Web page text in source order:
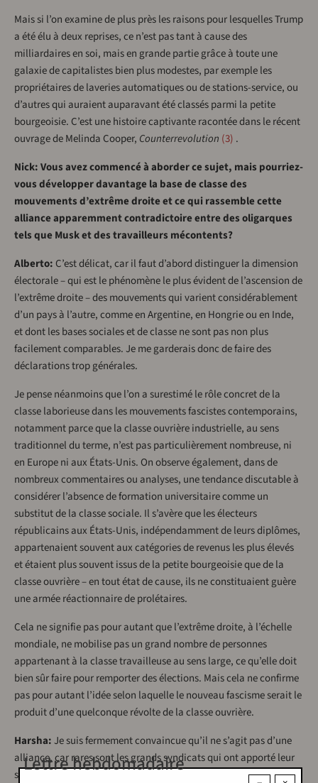
Mais si l’on examine de plus près les raisons pour lesquelles Trump
a été élu à deux reprises, ce n’est pas tant à cause des
milliardaires en soi, mais en grande partie grâce à toute une
galaxie de capitalistes bien plus modestes, par exemple les
propriétaires de laveries automatiques ou de stations-service, ou
d’autres qui auraient auparavant été classés parmi la petite
bourgeoisie. C’est une histoire captivante racontée dans le récent
ouvrage de Melinda Cooper, Counterrevolution 3 .
Nick: Vous avez commencé à aborder ce sujet, mais pourriez-
vous développer davantage la base de classe des
mouvements d’extrême droite et ce qui rassemble cette
alliance apparemment contradictoire entre des oligarques
tels que Musk et des travailleurs mécontents?
Alberto: C’est délicat, car il faut d’abord distinguer la dimension
électorale – qui est le phénomène le plus évident de l’ascension de
l’extrême droite – des mouvements qui varient considérablement
d’un pays à l’autre, comme en Argentine, en Hongrie ou en Inde,
et dont les bases sociales et de classe ne sont pas non plus
facilement comparables. Je me garderais donc de faire des
déclarations trop générales.
Je pense néanmoins que l’on a surestimé le rôle concret de la
classe laborieuse dans les mouvements fascistes contemporains,
notamment parce que la classe ouvrière industrielle, au sens
traditionnel du terme, n’est pas particulièrement nombreuse, ni
en Europe ni aux États-Unis. On observe également, dans de
nombreux commentaires ou analyses, une tendance discutable à
considérer l’absence de formation universitaire comme un
substitut de la classe sociale. Il s’avère que les électeurs
républicains aux États-Unis, indépendamment de leurs diplômes,
appartenaient souvent aux catégories de revenus les plus élevés
et étaient plus souvent issus de la petite bourgeoisie que de la
classe ouvrière – en tout état de cause, ils ne constituaient guère
une armée réactionnaire de prolétaires.
Cela ne signifie pas pour autant que l’extrême droite, à l’échelle
mondiale, ne mobilise pas un grand nombre de personnes
appartenant à la classe travailleuse au sens large, ce qu’elle doit
bien sûr faire pour remporter des élections. Mais cela ne confirme
pas pour autant l’idée selon laquelle le nouveau fascisme serait le
produit d’une quelconque révolte de la classe ouvrière.
Harsha:Je suis fermement convaincue qu’il ne s’agit pas d’une
alliance, car rares sont les grands syndicats qui ont apporté leur
soutien officiel à des mouvements fascistes.
Lettre hebdomadaire